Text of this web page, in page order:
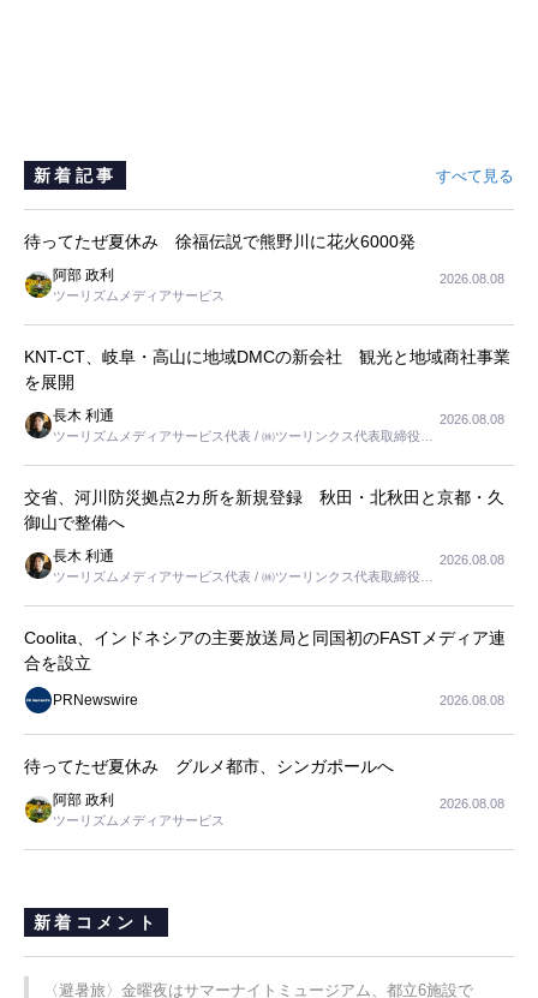
新着記事 すべて見る
待ってたぜ夏休み 徐福伝説で熊野川に花火6000発
阿部 政利
ツーリズムメディアサービス
2026.08.08
KNT-CT、岐阜・高山に地域DMCの新会社 観光と地域商社事業
を展開
長木 利通
ツーリズムメディアサービス代表 / ㈱ツーリンクス代表取締役社
2026.08.08
交省、河川防災拠点2カ所を新規登録 秋田・北秋田と京都・久
御山で整備へ
長木 利通
ツーリズムメディアサービス代表 / ㈱ツーリンクス代表取締役社
2026.08.08
Coolita、インドネシアの主要放送局と同国初のFASTメディア連
合を設立
PRNewswire 2026.08.08
待ってたぜ夏休み グルメ都市、シンガポールへ
阿部 政利
ツーリズムメディアサービス
2026.08.08
新着コメント
〈避暑旅〉金曜夜はサマーナイトミュージアム、都立6施設で